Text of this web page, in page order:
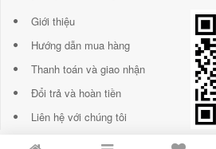
Giới thiệu
Hướng dẫn mua hàng
Thanh toán và giao nhận
Đổi trả và hoàn tiền
Liên hệ với chúng tôi